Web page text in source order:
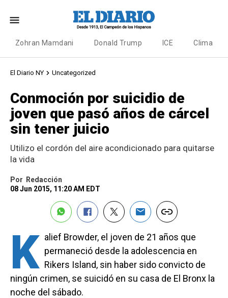
Zohran Mamdani Donald Trump ICE Clima
El Diario NY Uncategorized
Conmoción por suicidio de
joven que pasó años de cárcel
sin tener juicio
Utilizo el cordón del aire acondicionado para quitarse
la vida
Por
Redacción
08 Jun 2015, 11:20 AM EDT
K alief Browder, el joven de 21 años que
permaneció desde la adolescencia en
Rikers Island, sin haber sido convicto de
ningún crimen, se suicidó en su casa de El Bronx la
noche del sábado.